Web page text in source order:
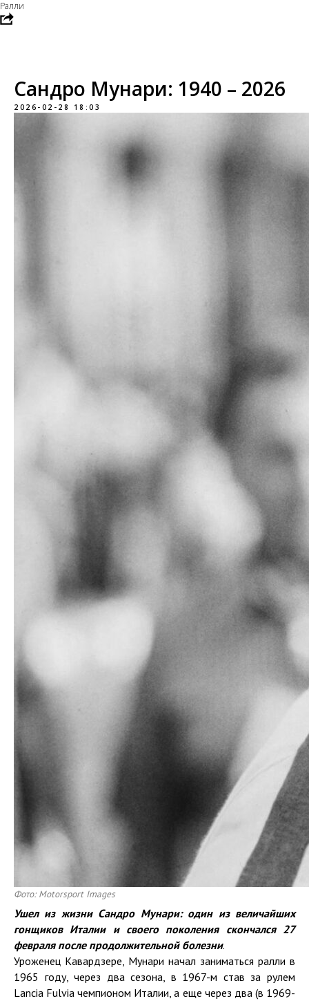
Ралли
Сандро Мунари: 1940 – 2026
2026-02-28 18:03
Фото: Motorsport Images
Ушел из жизни Сандро Мунари: один из величайших
гонщиков Италии и своего поколения скончался 27
февраляпосле продолжительной болезни.
Уроженец Кавардзере, Мунари начал заниматься ралли в
1965 году, через два сезона, в 1967-м став за рулем
Lancia Fulvia чемпионом Италии, а еще через два (в 1969-